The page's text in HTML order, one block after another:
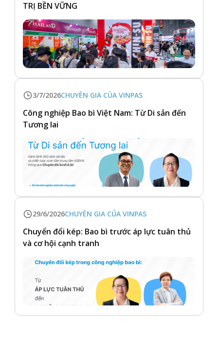
TRỊ BỀN VỮNG
3/7/2026CHUYÊN GIA CỦA VINPAS
Công nghiệp Bao bì Việt Nam: Từ Di sản đến
Tương lai
29/6/2026CHUYÊN GIA CỦA VINPAS
Chuyển đổi kép: Bao bì trước áp lực tuân thủ
và cơ hội cạnh tranh